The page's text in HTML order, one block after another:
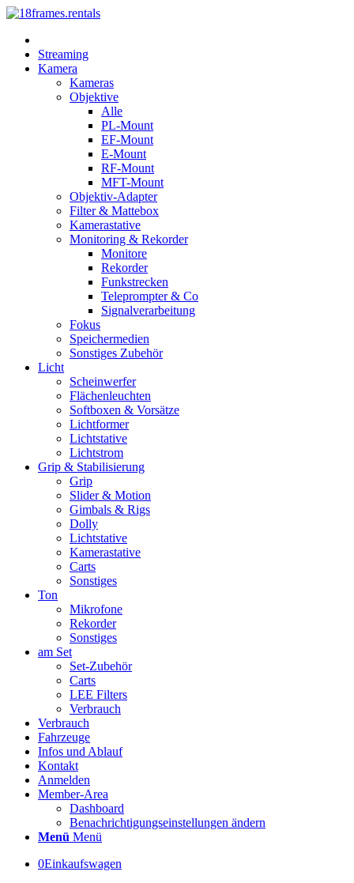
Streaming
Kamera
Kameras
Objektive
Alle
PL-Mount
EF-Mount
E-Mount
RF-Mount
MFT-Mount
Objektiv-Adapter
Filter & Mattebox
Kamerastative
Monitoring & Rekorder
Monitore
Rekorder
Funkstrecken
Teleprompter & Co
Signalverarbeitung
Fokus
Speichermedien
Sonstiges Zubehör
Licht
Scheinwerfer
Flächenleuchten
Softboxen & Vorsätze
Lichtformer
Lichtstative
Lichtstrom
Grip & Stabilisierung
Grip
Slider & Motion
Gimbals & Rigs
Dolly
Lichtstative
Kamerastative
Carts
Sonstiges
Ton
Mikrofone
Rekorder
Sonstiges
am Set
Set-Zubehör
Carts
LEE Filters
Verbrauch
Verbrauch
Fahrzeuge
Infos und Ablauf
Kontakt
Anmelden
Member-Area
Dashboard
Benachrichtigungseinstellungen ändern
Menü Menü
0Einkaufswagen